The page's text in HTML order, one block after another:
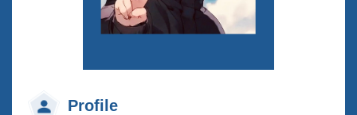
Profile